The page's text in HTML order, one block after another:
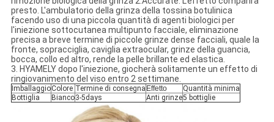
presto. L'ambulatorio della grinza della tossina botulinica
facendo uso di una piccola quantità di agenti biologici per
l'iniezione sottocutanea multipunto facciale, eliminazione
precisa a breve termine di piccole grinze dense facciali, quale la
fronte, sopracciglia, caviglia extraocular, grinze della guancia,
bocca, collo ed altro, rende la pelle brillante ed elastica.
3. HYAMELY dopo l'iniezione, giocherà solitamente un effetto di
ringiovanimento del viso entro 2 settimane.
ImballaggioColore Termine di consegna Effetto
Quantità minima
Bottiglia
Bianco3-5days Anti grinze5 bottiglie